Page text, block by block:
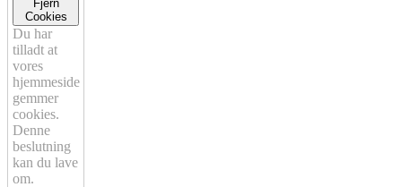
Fjern
Cookies
Du har
tilladt at
vores
hjemmeside
gemmer
cookies.
Denne
beslutning
kan du lave
om.